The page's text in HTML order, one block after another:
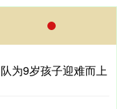
为9岁孩子迎难而上